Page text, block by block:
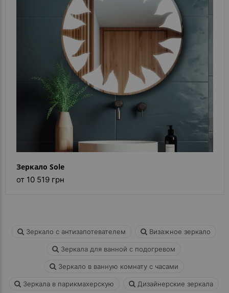
Оплата
Каталог
зеркал
Шкафчики
Reflex
В
наличии
Помошь
- ответ)
Контакты
Зеркало Sole
от 10 519 грн
Зеркало с антизапотевателем Визажное зеркало
Зеркала для ванной с подогревом
Зеркало в ванную комнату с часами
Зеркала в парикмахерскую Дизайнерские зеркала